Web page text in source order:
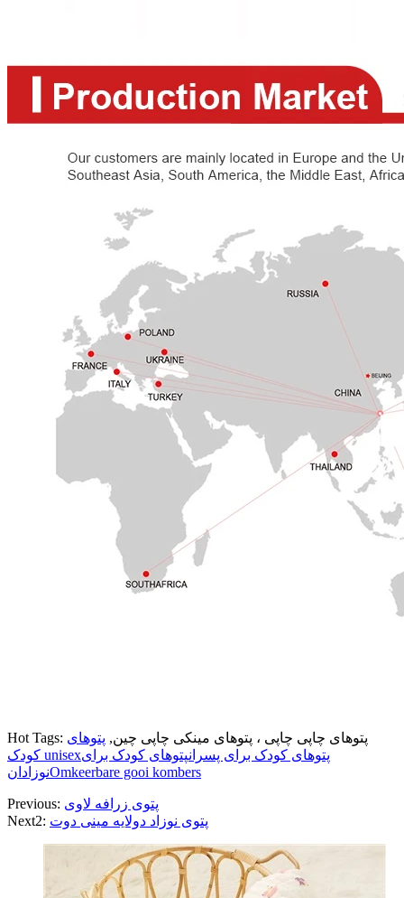
Hot Tags: پتوهای چاپی چاپی ، پتوهای مینکی چاپی چین, پتوهای
کودک unisex
پتوهای کودک برای پسرانپتوهای کودک برای
نوزادانOmkeerbare gooi kombers
Previous: پتوی زرافه لاوی
Next2: پتوی نوزاد دولایه مینی دوت